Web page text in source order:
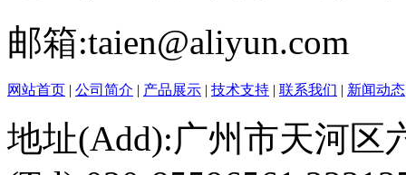
邮箱:taien@aliyun.com
网站首页 | 公司简介 | 产品展示 | 技术支持 | 联系我们 | 新闻动态
地址(Add):广州市天河区